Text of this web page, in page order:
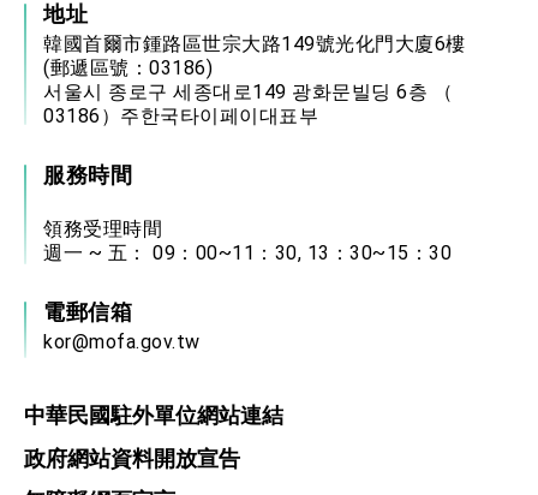
地址
韓國首爾市鍾路區世宗大路149號光化門大廈6樓
(郵遞區號：03186)
서울시 종로구 세종대로149 광화문빌딩 6층 （
03186）주한국타이페이대표부
服務時間
領務受理時間
週一 ~ 五： 09：00~11：30, 13：30~15：30
電郵信箱
kor@mofa.gov.tw
中華民國駐外單位網站連結
政府網站資料開放宣告